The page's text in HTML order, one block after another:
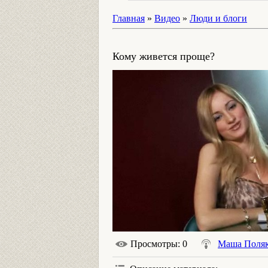
Главная » Видео » Люди и блоги
Кому живется проще?
Просмотры: 0 Маша